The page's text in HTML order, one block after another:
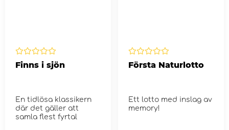
Finns i sjön
En tidlösa klassikern
där det gäller att
samla flest fyrtal
Första Naturlotto
Ett lotto med inslag av
memory!